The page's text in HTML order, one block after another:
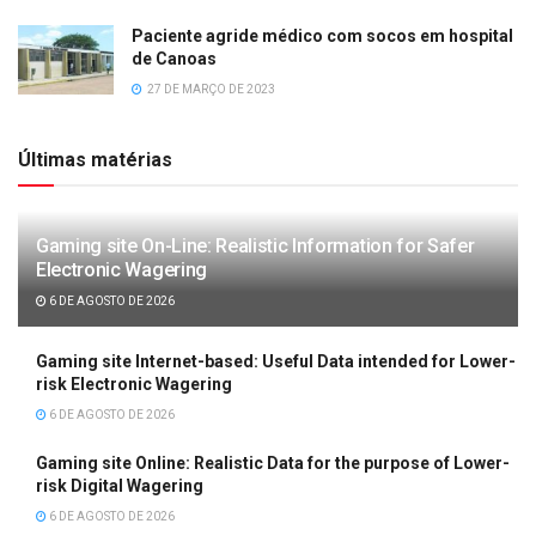
Paciente agride médico com socos em hospital
de Canoas
27 DE MARÇO DE 2023
Últimas matérias
Gaming site On-Line: Realistic Information for Safer
Electronic Wagering
6 DE AGOSTO DE 2026
Gaming site Internet-based: Useful Data intended for Lower-
risk Electronic Wagering
6 DE AGOSTO DE 2026
Gaming site Online: Realistic Data for the purpose of Lower-
risk Digital Wagering
6 DE AGOSTO DE 2026